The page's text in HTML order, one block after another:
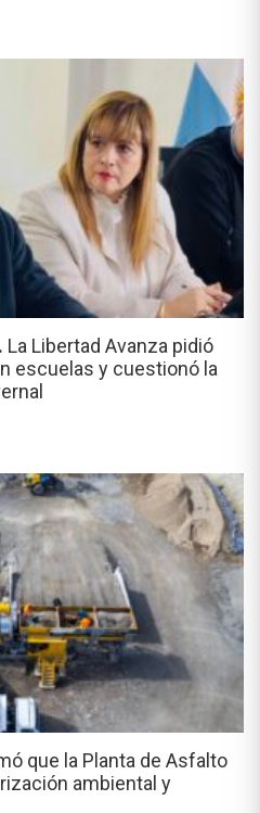
La Libertad Avanza pidió
escuelas y cuestionó la
que la Planta de Asfalto
ambiental y